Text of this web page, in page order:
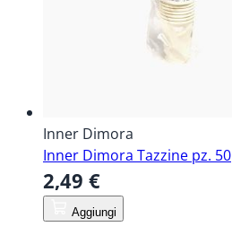
Inner Dimora
Inner Dimora Tazzine pz. 50
2,49 €
Aggiungi